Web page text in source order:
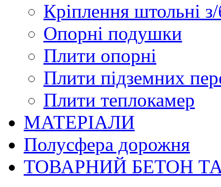
Кріплення штольні
Опорні подушки
Плити опорні
Плити підземних
Плити теплокамер
МАТЕРІАЛИ
Полусфера дорожня
ТОВАРНИЙ БЕТОН